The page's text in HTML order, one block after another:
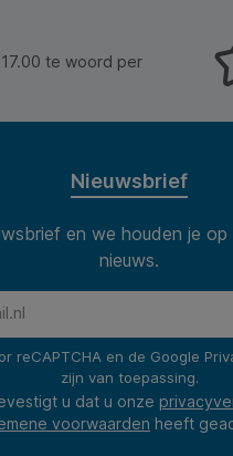
te woord per
Nieuwsbrief
en we houden je
nieuws.
reCAPTCHA en de Google
zijn van toepassing.
u dat u onze
voorwaarden heeft